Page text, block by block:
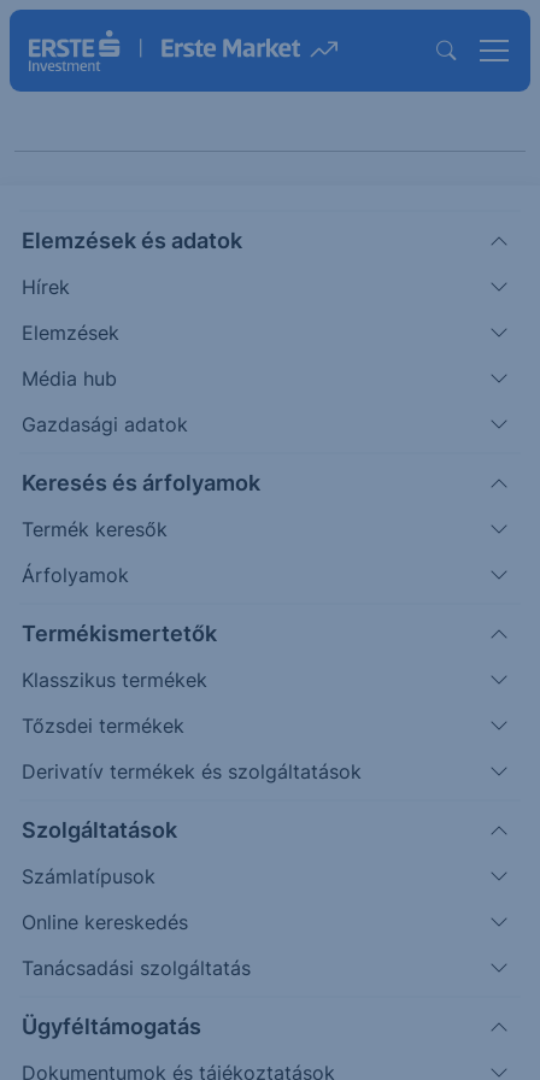
Elemzések és adatok
Hírek
Elemzések
Média hub
Gazdasági adatok
Keresés és árfolyamok
Termék keresők
Árfolyamok
Termékismertetők
Klasszikus termékek
Tőzsdei termékek
Derivatív termékek és szolgáltatások
Szolgáltatások
Számlatípusok
Online kereskedés
Tanácsadási szolgáltatás
Ügyféltámogatás
Dokumentumok és tájékoztatások
témában
ellensúlyozhatta a devizaárfolyam-hatások
okozta ellenszelet
Az Erste elemzője július 30-án tette közzé a MOL